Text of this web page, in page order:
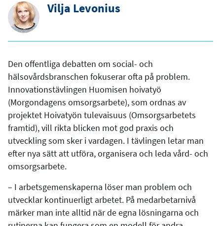
Vilja Levonius
Den offentliga debatten om social- och
hälsovårdsbranschen fokuserar ofta på problem.
Innovationstävlingen Huomisen hoivatyö
(Morgondagens omsorgsarbete), som ordnas av
projektet Hoivatyön tulevaisuus (Omsorgsarbetets
framtid), vill rikta blicken mot god praxis och
utveckling som sker i vardagen. I tävlingen letar man
efter nya sätt att utföra, organisera och leda vård- och
omsorgsarbete.
– I arbetsgemenskaperna löser man problem och
utvecklar kontinuerligt arbetet. På medarbetarnivå
märker man inte alltid när de egna lösningarna och